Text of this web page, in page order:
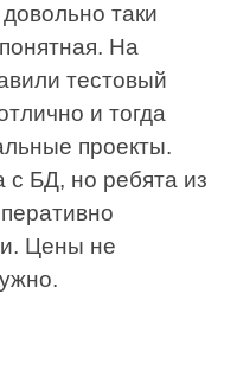
таки
На
тестовый
и тогда
проекты.
БД, но ребята из
Цены не